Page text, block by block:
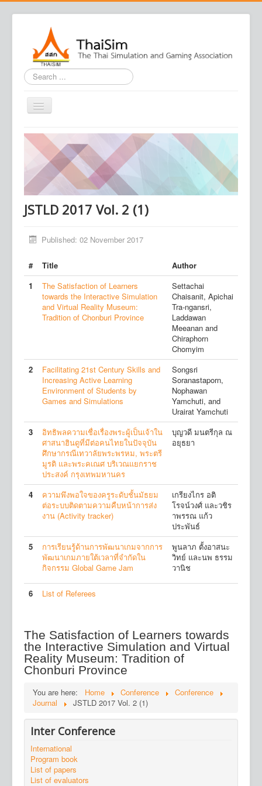
Search
...
Home
Journal
Conference
Association
Contact us
JSTLD 2017 Vol. 2 (1)
Published: 02 November 2017
# Title
Author
1
The Satisfaction of Learners
towards the Interactive Simulation
and Virtual Reality Museum:
Tradition of Chonburi Province
Settachai
Chaisanit, Apichai
Tra-ngansri,
Laddawan
Meeanan and
Chiraphorn
Chomyim
2
Facilitating 21st Century Skills and
Increasing Active Learning
Environment of Students by
Games and Simulations
Songsri
Soranastaporn,
Nophawan
Yamchuti, and
Urairat Yamchuti
3
อิทธิพลความเชื่อเรื่องพระผู้เป็นเจ้าใน
ศาสนาฮินดูที่มีต่อคนไทยในปัจจุบัน
ศึกษากรณีเทวาลัยพระพรหม, พระตรี
มูรติ และพระคเณศ บริเวณแยกราช
ประสงค์ กรุงเทพมหานคร
บุญวดี มนตรีกุล ณ
อยุธยา
4
ความพึงพอใจของครูระดับชั้นมัธยม
ต่อระบบติดตามความคืบหน้าการส่ง
งาน (Activity tracker)
เกรียงไกร อติ
โรจน์วงศ์ และวชิร
าพรรณ แก้ว
ประพันธ์
5
การเรียนรู้ด้านการพัฒนาเกมจากการ
พัฒนาเกมภายใต้เวลาที่จำกัดใน
กิจกรรม Global Game Jam
พูนลาภ ตั้งอาสนะ
วิทย์ และนพ ธรรม
วานิช
6 List of Referees
The Satisfaction of Learners towards
the Interactive Simulation and Virtual
Reality Museum: Tradition of
Chonburi Province
You are here: Home Conference
Conference
Journal
JSTLD 2017 Vol. 2 (1)
Inter Conference
International
Program book
List of papers
List of evaluators